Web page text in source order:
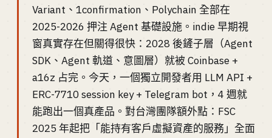
Variant、1confirmation、Polychain 全部在
2025-2026 押注 Agent 基礎設施。indie 早期視
窗真實存在但關得很快：2028 後鏟子層（Agent
SDK、Agent 軌道、意圖層）就被 Coinbase +
a16z 占完。今天，一個獨立開發者用 LLM API +
ERC-7710 session key + Telegram bot，4 週就
能跑出一個真產品。對台灣團隊額外點：FSC
2025 年起把「能持有客戶虛擬資產的服務」全面